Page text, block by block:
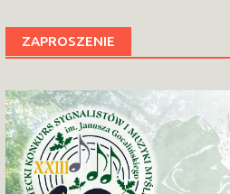
ZAPROSZENIE